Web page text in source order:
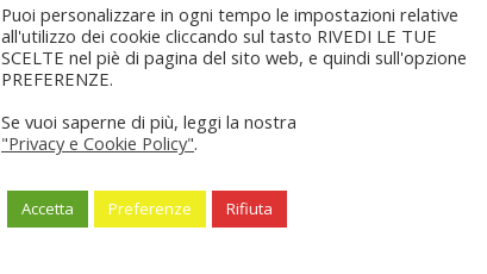
Puoi personalizzare in ogni tempo le impostazioni relative
all'utilizzo dei cookie cliccando sul tasto RIVEDI LE TUE
SCELTE nel piè di pagina del sito web, e quindi sull'opzione
PREFERENZE.
Se vuoi saperne di più, leggi la nostra
"Privacy e Cookie Policy".
Accetta Preferenze Rifiuta